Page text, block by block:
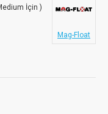
İçin )
Mag-Float